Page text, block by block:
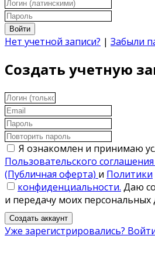
Войти
Нет учетной записи? | Забыли
Создать учетную
Я ознакомлен и принимаю
Пользовательского
(Публичная оферта) и Политики
конфиденциальности. Даю
и передачу моих персональных
Создать аккаунт
Уже зарегистрировались?